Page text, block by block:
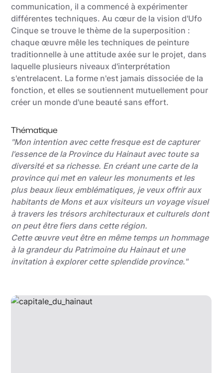
communication, il a commencé à expérimenter
différentes techniques. Au cœur de la vision d'Ufo
Cinque se trouve le thème de la superposition :
chaque œuvre mêle les techniques de peinture
traditionnelle à une attitude axée sur le projet, dans
laquelle plusieurs niveaux d'interprétation
s'entrelacent. La forme n'est jamais dissociée de la
fonction, et elles se soutiennent mutuellement pour
créer un monde d'une beauté sans effort.
Thématique
"Mon intention avec cette fresque est de capturer
l'essence de la Province du Hainaut avec toute sa
diversité et sa richesse. En créant une carte de la
province qui met en valeur les monuments et les
plus beaux lieux emblématiques, je veux offrir aux
habitants de Mons et aux visiteurs un voyage visuel
à travers les trésors architecturaux et culturels dont
on peut être fiers dans cette région.
Cette œuvre veut être en même temps un hommage
à la grandeur du Patrimoine du Hainaut et une
invitation à explorer cette splendide province."